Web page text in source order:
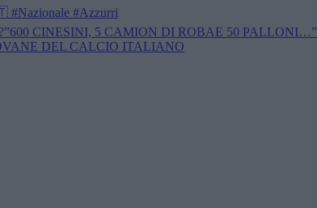
#Nazionale #Azzurri
CINESINI, 5 CAMION DI ROBAE 50 PALLONI…”
DEL CALCIO ITALIANO